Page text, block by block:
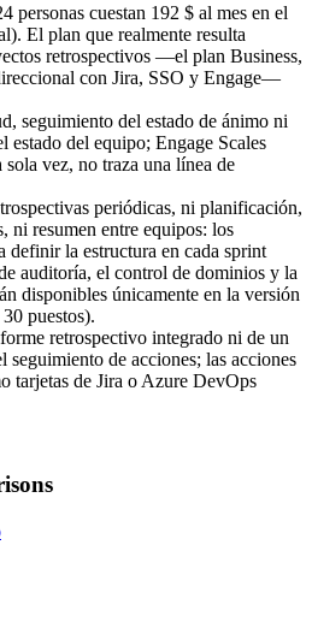
personas cuestan 192 $ al mes en el
El plan que realmente resulta
retrospectivos —el plan Business,
con Jira, SSO y Engage—
seguimiento del estado de ánimo ni
estado del equipo; Engage Scales
vez, no traza una línea de
periódicas, ni planificación,
ni resumen entre equipos: los
definir la estructura en cada sprint
auditoría, el control de dominios y la
disponibles únicamente en la versión
puestos).
retrospectivo integrado ni de un
seguimiento de acciones; las acciones
tarjetas de Jira o Azure DevOps